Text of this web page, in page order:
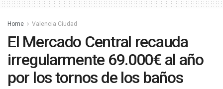
Home Valencia Ciudad
El Mercado Central recauda
irregularmente 69.000€ al año
por los tornos de los baños